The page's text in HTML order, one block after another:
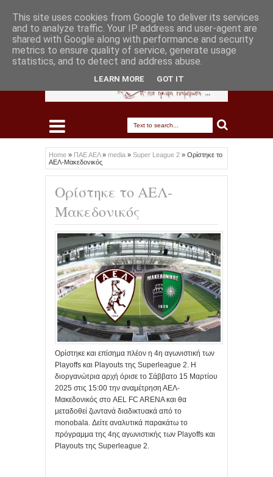
Home » ΠΑΕ ΑΕΛ» media » Super League 2 » Ορίστηκε το
ΑΕΛ-Μακεδονικός
Ορίστηκε το ΑΕΛ-
Μακεδονικός
Ορίστηκε και επίσημα πλέον η 4η αγωνιστική των
Playoffs και Playouts της Superleague 2. Η
διοργανώτρια αρχή όρισε το Σάββατο 15 Μαρτίου
2025 στις 15:00 την αναμέτρηση ΑΕΛ-
Μακεδονικός στο AEL FC ARENA και θα
μεταδοθεί ζωντανά διαδικτυακά από το
monobala. Δείτε αναλυτικά παρακάτω το
πρόγραμμα της 4ης αγωνιστικής των Playoffs και
Playouts της Superleague 2.
This site uses cookies from Google to deliver its services
and to analyze traffic. Your IP address and user-agent are
shared with Google along with performance and security
metrics to ensure quality of service, generate usage
statistics, and to detect and address abuse.
LEARN MORE GOT IT